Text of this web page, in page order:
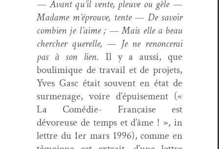
— Avant qu’il vente, pleuve ou gèle —
Madame m’éprou­ve, tente — De savoir
com­bi­en je l’aime ; — Mais elle a beau
chercher querelle, — Je ne renon­cerai
pas à son lien. Il y a aus­si, que
boulim­ique de tra­vail et de pro­jets,
Yves Gasc était sou­vent en état de
sur­me­nage, voire d’épuisement («
La Comédie- Française est
dévoreuse de temps et d’âme ! », in
let­tre du 1er mars 1996), comme en